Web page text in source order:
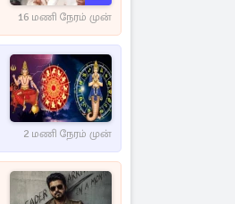
16 மணி நேரம் முன்
2 மணி நேரம் முன்